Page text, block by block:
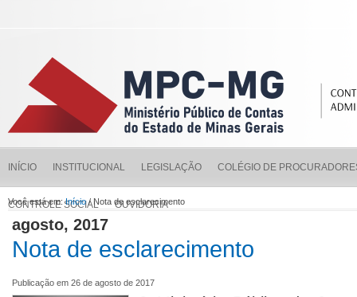
INÍCIO INSTITUCIONAL LEGISLAÇÃO COLÉGIO DE
CONTROLE SOCIAL OUVIDORIA
Você está em:Início/ Nota de esclarecimento
agosto, 2017
Nota de esclarecimento
Publicação em 26 de agosto de 2017